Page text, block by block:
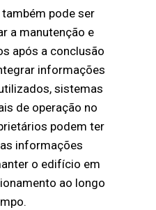
pode ser
a manutenção e
após a conclusão
informações
sistemas
de operação no
podem ter
informações
o edifício em
ao longo